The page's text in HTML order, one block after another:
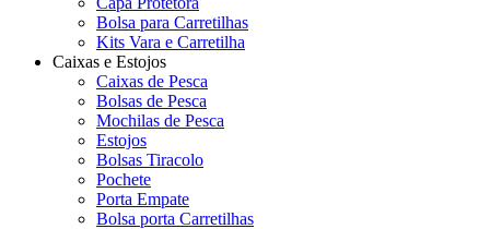
Bolsa para Carretilhas
Kits Vara e Carretilha
Caixas e Estojos
Caixas de Pesca
Bolsas de Pesca
Mochilas de Pesca
Estojos
Bolsas Tiracolo
Pochete
Porta Empate
Bolsa porta Carretilhas